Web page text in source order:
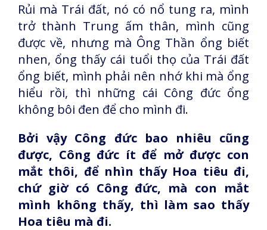
Rủi mà Trái đất, nó có nổ tung ra, mình
trở thành Trung ấm thân, mình cũng
được về, nhưng mà Ông Thần ổng biết
nhen, ổng thấy cái tuổi thọ của Trái đất
ổng biết, mình phải nên nhớ khi mà ổng
hiểu rồi, thì những cái Công đức ổng
không bôi đen để cho mình đi.
Bởi vậy Công đức bao nhiêu cũng
được, Công đức ít để mở được con
mắt thôi, để nhìn thấy Hoa tiêu đi,
chứ giờ có Công đức, mà con mắt
mình không thấy, thì làm sao thấy
Hoa tiêu mà đi.